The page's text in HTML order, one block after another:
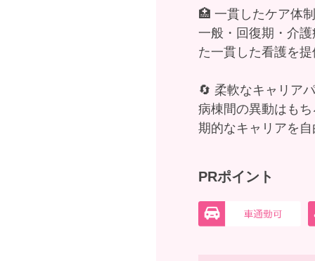
🏥 一貫したケア体制
一般・回復期・介
た一貫した看護を
🔄 柔軟なキャリア
病棟間の異動はも
期的なキャリアを
PRポイント